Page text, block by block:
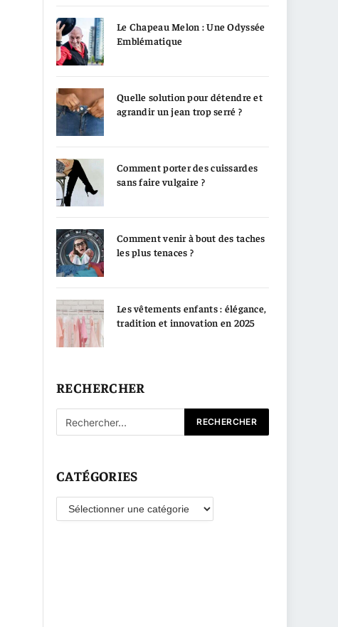
Le Chapeau Melon : Une Odyssée
Emblématique
Quelle solution pour détendre et
agrandir un jean trop serré ?
Comment porter des cuissardes
sans faire vulgaire ?
Comment venir à bout des taches
les plus tenaces ?
Les vêtements enfants : élégance,
tradition et innovation en 2025
RECHERCHER
CATÉGORIES
Catégories